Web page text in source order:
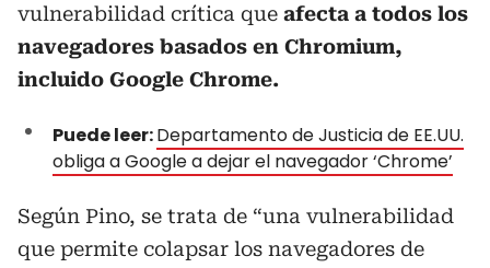
vulnerabilidad crítica que afecta a todos los
navegadores basados en Chromium,
incluido Google Chrome.
Puede leer:Departamento de Justicia de EE.UU.
obliga a Google a dejar el navegador ‘Chrome’
Según Pino, se trata de “una vulnerabilidad
que permite colapsar los navegadores de